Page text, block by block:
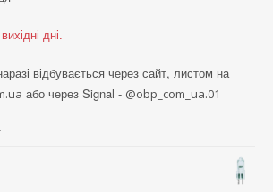
дні.
відбувається через сайт, листом на
або через Signal - @obp_com_ua.01